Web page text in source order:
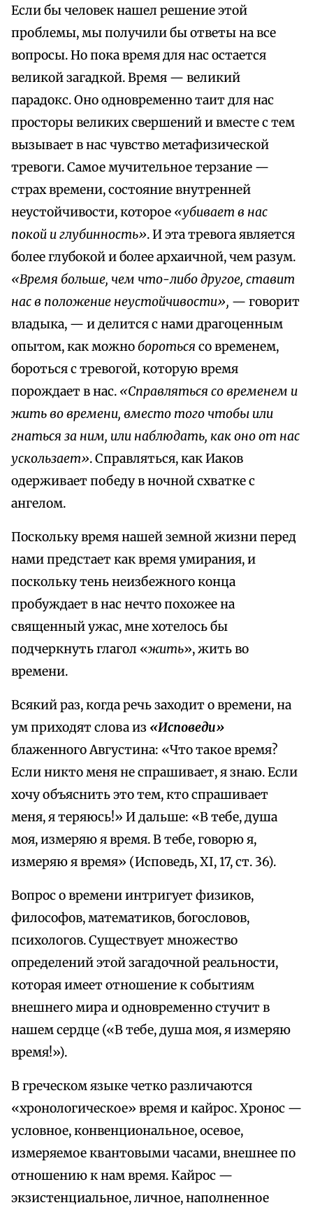
Если бы человек нашел решение этой
проблемы, мы получили бы ответы на все
вопросы. Но пока время для нас остается
великой загадкой. Время — великий
парадокс. Оно одновременно таит для нас
просторы великих свершений и вместе с тем
вызывает в нас чувство метафизической
тревоги. Самое мучительное терзание —
страх времени, состояние внутренней
неустойчивости, которое «убивает в нас
покой и глубинность». И эта тревога является
более глубокой и более архаичной, чем разум.
«Время больше, чем что-либо другое, ставит
нас в положение неустойчивости», — говорит
владыка, — и делится с нами драгоценным
опытом, как можнобороться со временем,
бороться с тревогой, которую время
порождает в нас. «Справляться со временем и
жить во времени, вместо того чтобы или
гнаться за ним, или наблюдать, как оно от нас
ускользает». Справляться, как Иаков
одерживает победу в ночной схватке с
ангелом.
Поскольку время нашей земной жизни перед
нами предстает как время умирания, и
поскольку тень неизбежного конца
пробуждает в нас нечто похожее на
священный ужас, мне хотелось бы
подчеркнуть глагол «жить», жить во
времени.
Всякий раз, когда речь заходит о времени, на
ум приходят слова из «Исповеди»
блаженного Августина: «Что такое время?
Если никто меня не спрашивает, я знаю. Если
хочу объяснить это тем, кто спрашивает
меня, я теряюсь!» И дальше: «В тебе, душа
моя, измеряю я время. В тебе, говорю я,
измеряю я время» (Исповедь, XI, 17, ст. 36).
Вопрос о времени интригует физиков,
философов, математиков, богословов,
психологов. Существует множество
определений этой загадочной реальности,
которая имеет отношение к событиям
внешнего мира и одновременно стучит в
нашем сердце («В тебе, душа моя, я измеряю
время!»).
В греческом языке четко различаются
«хронологическое» время и кайрос. Хронос —
условное, конвенциональное, осевое,
измеряемое квантовыми часами, внешнее по
отношению к нам время. Кайрос —
экзистенциальное, личное, наполненное